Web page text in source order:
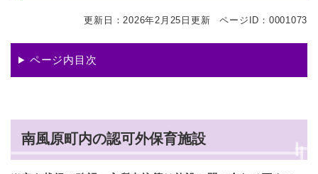
更新日：2026年2月25日更新 ページID：0001073
ページ内目次
南風原町内の認可外保育施設